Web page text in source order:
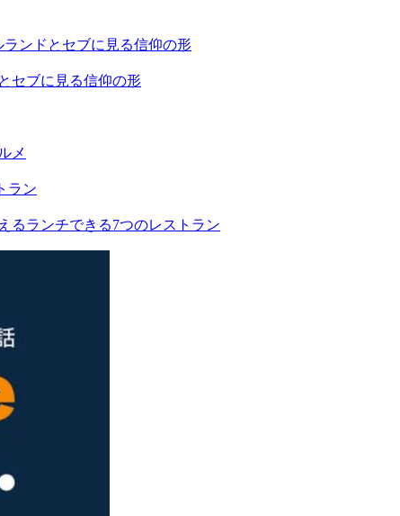
セブに見る信仰の形
メ
るランチできる7つのレストラン